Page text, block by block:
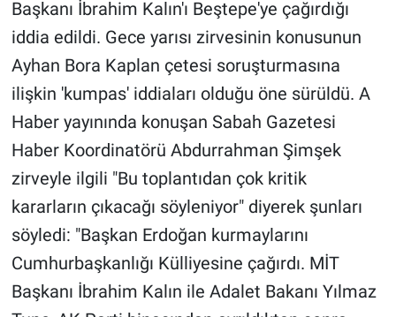
Başkanı İbrahim Kalın'ı Beştepe'ye çağırdığı
iddia edildi. Gece yarısı zirvesinin konusunun
Ayhan Bora Kaplan çetesi soruşturmasına
ilişkin 'kumpas' iddiaları olduğu öne sürüldü. A
Haber yayınında konuşan Sabah Gazetesi
Haber Koordinatörü Abdurrahman Şimşek
zirveyle ilgili "Bu toplantıdan çok kritik
kararların çıkacağı söyleniyor" diyerek şunları
söyledi: "Başkan Erdoğan kurmaylarını
Cumhurbaşkanlığı Külliyesine çağırdı. MİT
Başkanı İbrahim Kalın ile Adalet Bakanı Yılmaz
İlan
Kimdir
Koronavirüs
Kültür Sanat
Ne demişti
Nedir